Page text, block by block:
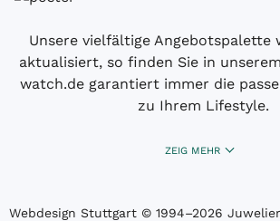
Unsere vielfältige Angebotspalette
aktualisiert, so finden Sie in
watch.de garantiert immer die
zu Ihrem Lifestyle.
ZEIG MEHR
Webdesign Stuttgart © 1994­–2026